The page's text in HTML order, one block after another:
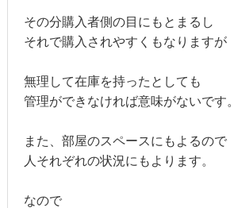
その分購入者側の目にもとまるし
それで購入されやすくもなりますが
無理して在庫を持ったとしても
管理ができなければ意味がないです。
また、部屋のスペースにもよるので
人それぞれの状況にもよります。
なので